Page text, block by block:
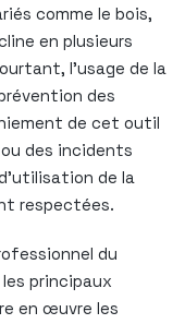
comme le bois,
en plusieurs
l’usage de la
des
de cet outil
des incidents
de la
respectées.
du
principaux
en œuvre les